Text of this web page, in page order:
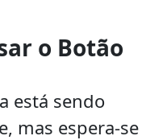
o Botão
está sendo
mas espera-se